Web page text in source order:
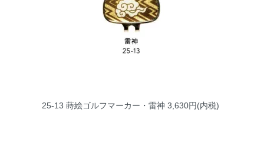
25-13 蒔絵ゴルフマーカー・雷神 3,630円(内税)